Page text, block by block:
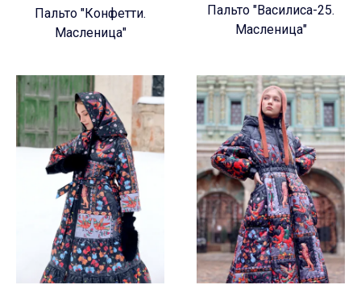
Пальто "Конфетти.
Масленица"
Пальто "Василиса-25.
Масленица"